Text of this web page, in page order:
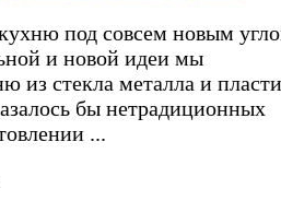
под совсем новым
и новой идеи мы
из стекла металла и
бы нетрадиционных
...